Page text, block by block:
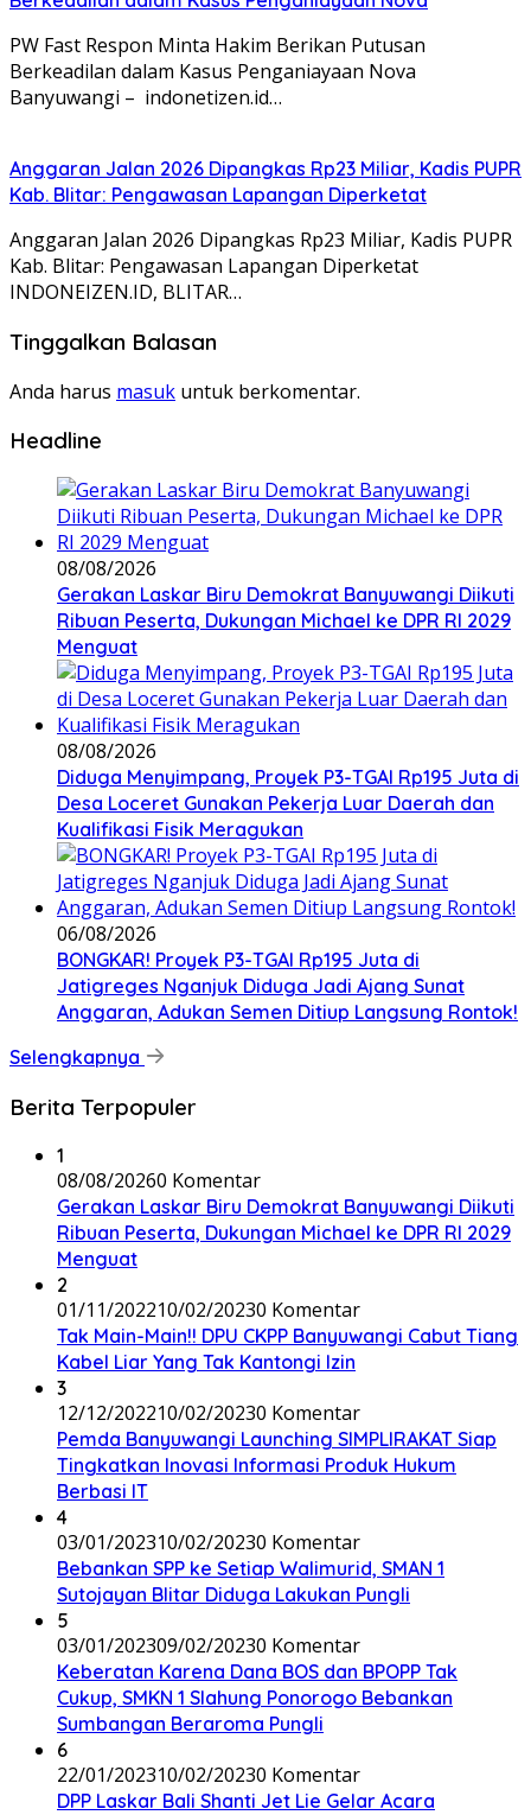
PW Fast Respon Minta Hakim Berikan Putusan
Berkeadilan dalam Kasus Penganiayaan Nova
Banyuwangi – indonetizen.id…
Anggaran Jalan 2026 Dipangkas Rp23 Miliar, Kadis PUPR
Kab. Blitar: Pengawasan Lapangan Diperketat
Anggaran Jalan 2026 Dipangkas Rp23 Miliar, Kadis PUPR
Kab. Blitar: Pengawasan Lapangan Diperketat
INDONEIZEN.ID, BLITAR…
Tinggalkan Balasan
Anda harus masuk untuk berkomentar.
Headline
08/08/2026
Gerakan Laskar Biru Demokrat Banyuwangi Diikuti
Ribuan Peserta, Dukungan Michael ke DPR RI 2029
Menguat
08/08/2026
Diduga Menyimpang, Proyek P3-TGAI Rp195 Juta di
Desa Loceret Gunakan Pekerja Luar Daerah dan
Kualifikasi Fisik Meragukan
06/08/2026
BONGKAR! Proyek P3-TGAI Rp195 Juta di
Jatigreges Nganjuk Diduga Jadi Ajang Sunat
Anggaran, Adukan Semen Ditiup Langsung Rontok!
Selengkapnya
Berita Terpopuler
1
08/08/20260 Komentar
Gerakan Laskar Biru Demokrat Banyuwangi Diikuti
Ribuan Peserta, Dukungan Michael ke DPR RI 2029
Menguat
2
01/11/202210/02/20230 Komentar
Tak Main-Main!! DPU CKPP Banyuwangi Cabut Tiang
Kabel Liar Yang Tak Kantongi Izin
3
12/12/202210/02/20230 Komentar
Pemda Banyuwangi Launching SIMPLIRAKAT Siap
Tingkatkan Inovasi Informasi Produk Hukum
Berbasi IT
4
03/01/202310/02/20230 Komentar
Bebankan SPP ke Setiap Walimurid, SMAN 1
Sutojayan Blitar Diduga Lakukan Pungli
5
03/01/202309/02/20230 Komentar
Keberatan Karena Dana BOS dan BPOPP Tak
Cukup, SMKN 1 Slahung Ponorogo Bebankan
Sumbangan Beraroma Pungli
6
22/01/202310/02/20230 Komentar
DPP Laskar Bali Shanti Jet Lie Gelar Acara